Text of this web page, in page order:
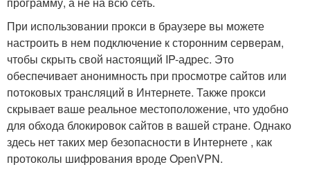
При использовании прокси в браузере вы можете
настроить в нем подключение к сторонним серверам,
чтобы скрыть свой настоящий IP-адрес. Это
обеспечивает анонимность при просмотре сайтов или
потоковых трансляций в Интернете. Также прокси
скрывает ваше реальное местоположение, что удобно
для обхода блокировок сайтов в вашей стране. Однако
здесь нет таких мер безопасности в Интернете , как
протоколы шифрования вроде OpenVPN.